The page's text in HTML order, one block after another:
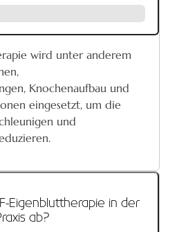
wird unter anderem
Knochenaufbau und
eingesetzt, um die
und
Eigenbluttherapie in der
ab?